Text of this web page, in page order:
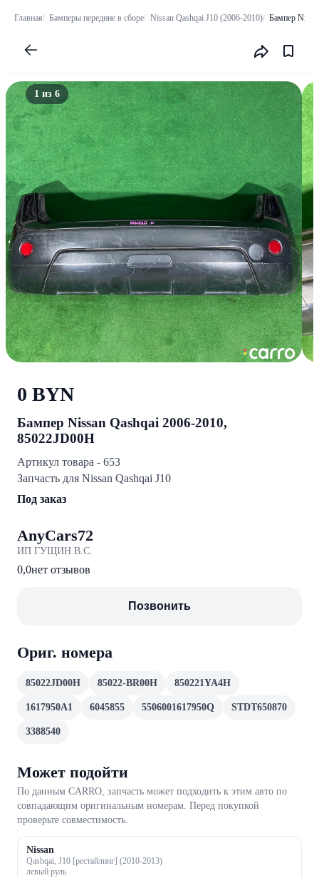
Главная Бамперы передние в сборе Nissan Qashqai J10 (2006-2010) Бампер
1 из 6
0 BYN
Бампер Nissan Qashqai 2006-2010,
85022JD00H
Артикул товара - 653
Запчасть для Nissan Qashqai J10
Под заказ
AnyCars72
ИП ГУЩИН В.С.
0,0нет отзывов
Позвонить
Ориг. номера
85022JD00H 85022-BR00H 850221YA4H
1617950A1 6045855 5506001617950Q STDT650870
3388540
Может подойти
По данным CARRO, запчасть может подходить к этим авто по
совпадающим оригинальным номерам. Перед покупкой
проверьте совместимость.
Nissan
Qashqai, J10 [рестайлинг] (2010-2013)
левый руль